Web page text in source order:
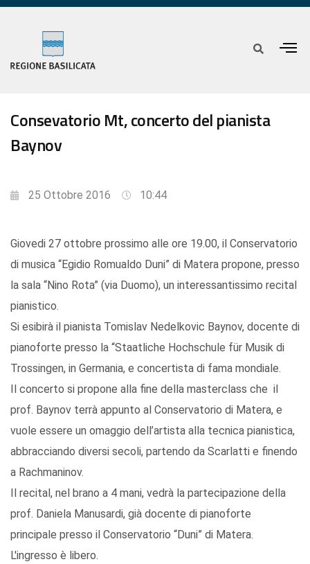
Consevatorio Mt, concerto del pianista
Baynov
25 Ottobre 2016 10:44
Giovedi 27 ottobre prossimo alle ore 19.00, il Conservatorio
di musica “Egidio Romualdo Duni” di Matera propone, presso
la sala “Nino Rota” (via Duomo), un interessantissimo recital
pianistico.
Si esibirà il pianista Tomislav Nedelkovic Baynov, docente di
pianoforte presso la “Staatliche Hochschule für Musik di
Trossingen, in Germania, e concertista di fama mondiale.
Il concerto si propone alla fine della masterclass che il
prof. Baynov terrà appunto al Conservatorio di Matera, e
vuole essere un omaggio dell’artista alla tecnica pianistica,
abbracciando diversi secoli, partendo da Scarlatti e finendo
a Rachmaninov.
Il recital, nel brano a 4 mani, vedrà la partecipazione della
prof. Daniela Manusardi, già docente di pianoforte
principale presso il Conservatorio “Duni” di Matera.
L'ingresso è libero.